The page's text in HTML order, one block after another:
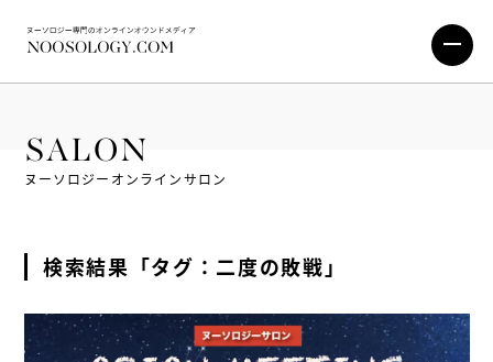
SALON
ヌーソロジーオンラインサロン
検索結果「タグ：二度の敗戦」